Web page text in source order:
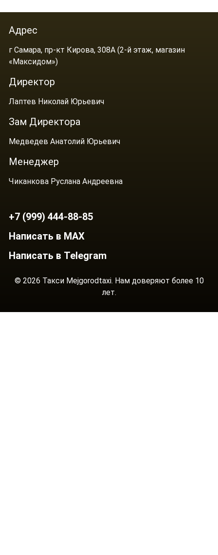
Адрес
г Самара, пр-кт Кирова, 308А (2-й этаж, магазин
«Максидом»)
Директор
Лаптев Николай Юрьевич
Зам Директора
Медведев Анатолий Юрьевич
Менеджер
Чиканкова Руслана Андреевна
+7 (999) 444-88-85
Написать в MAX
Написать в Telegram
© 2026 Такси Mejgorodtaxi. Нам доверяют более 10
лет.